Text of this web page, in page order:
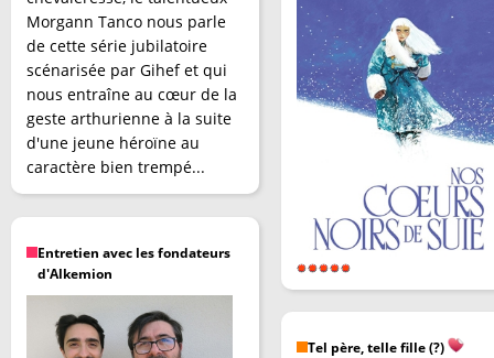
Morgann Tanco nous parle
de cette série jubilatoire
scénarisée par Gihef et qui
nous entraîne au cœur de la
geste arthurienne à la suite
d'une jeune héroïne au
caractère bien trempé...
Entretien avec les fondateurs
d'Alkemion
Tel père, telle fille (?)